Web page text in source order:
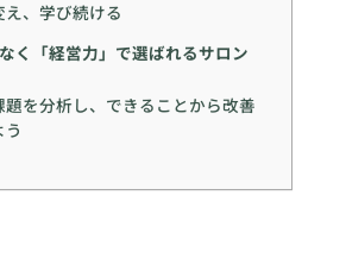
え、学び続ける
く「経営力」で選ばれるサロン
題を分析し、できることから改善